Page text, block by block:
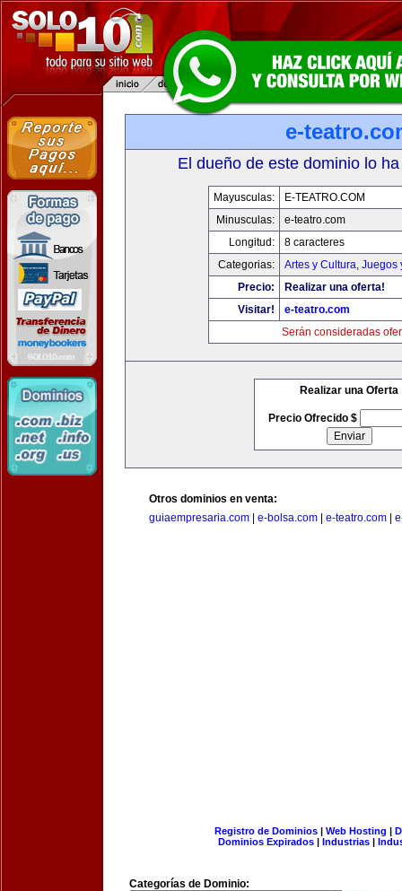
e-
El dueño de este dominio lo
Mayusculas:
E-TEATRO.COM
Minusculas:
e-teatro.com
Longitud:
8 caracteres
Categorias:
Artes y Cultura, Juegos
Precio:
Realizar una oferta!
Visitar!
e-teatro.com
Serán consideradas
Realizar una Oferta
Precio Ofrecido $
Otros dominios en venta:
guiaempresaria.com
e-bolsa.com e-teatro.com
Registro de Dominios| Web Hosting |
Dominios Expirados | Industrias |
Categorías de Dominio: